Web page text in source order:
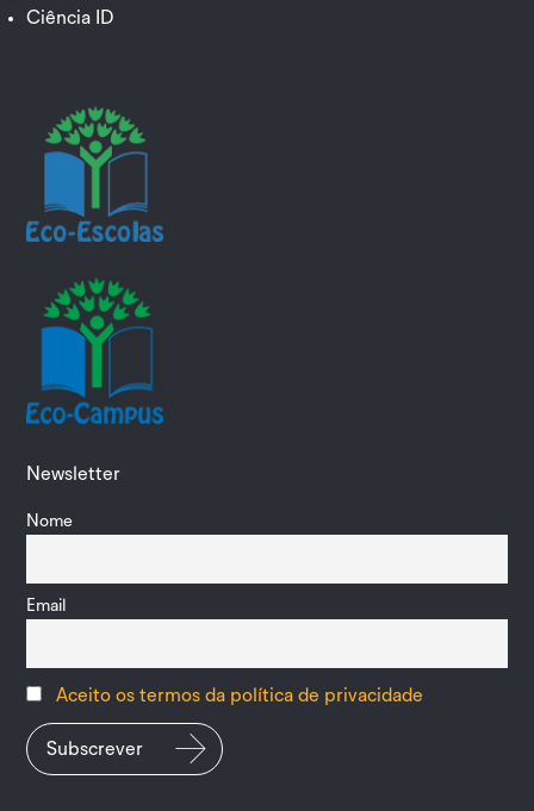
Ciência ID
Newsletter
Nome
Email
Aceito os termos da política de privacidade